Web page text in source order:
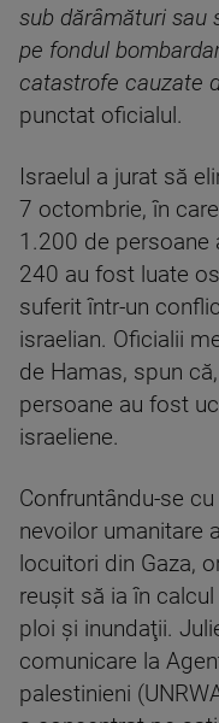
sub dărâmături sau
pe fondul
catastrofe cauzate
punctat oficialul.
Israelul a jurat să
7 octombrie, în
1.200 de
240 au fost luate
suferit într-un
israelian. Oficialii
de Hamas, spun
persoane au fost
israeliene.
Confruntându-se
nevoilor umanitare
locuitori din Gaza,
reuşit să ia în
ploi şi inundaţii.
comunicare la
palestinieni